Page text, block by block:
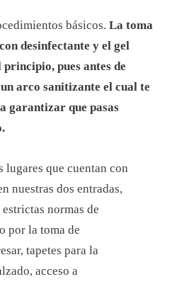
básicos. La toma
desinfectante y el gel
pues antes de
arco sanitizante el cual te
garantizar que pasas
lugares que cuentan con
nuestras dos entradas,
normas de
por la toma de
tapetes para la
acceso a